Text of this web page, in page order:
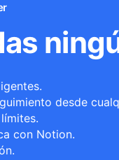
desde
con Notion.